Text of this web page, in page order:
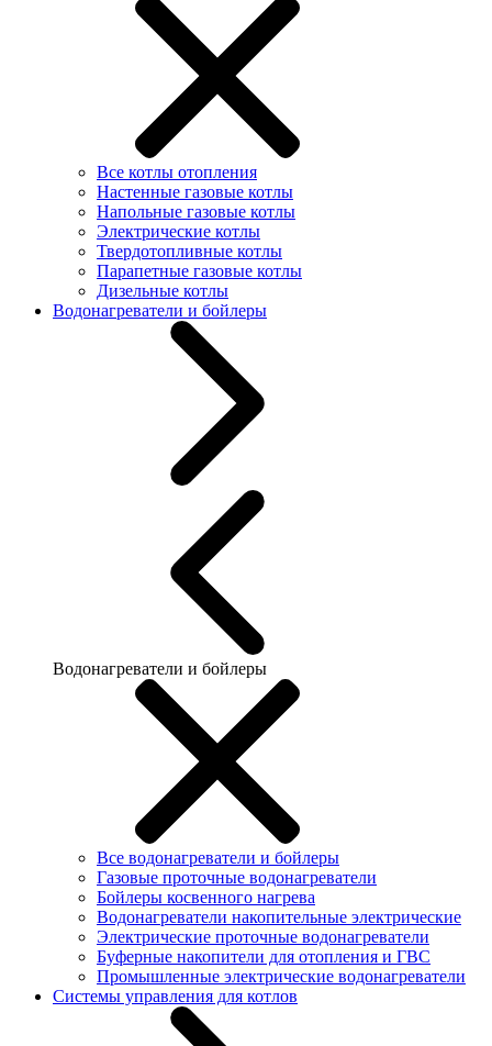
Все котлы отопления
Настенные газовые котлы
Напольные газовые котлы
Электрические котлы
Твердотопливные котлы
Парапетные газовые котлы
Дизельные котлы
Водонагреватели и бойлеры
Водонагреватели и бойлеры
Все водонагреватели и бойлеры
Газовые проточные водонагреватели
Бойлеры косвенного нагрева
Водонагреватели накопительные электрические
Электрические проточные водонагреватели
Буферные накопители для отопления и ГВС
Промышленные электрические водонагреватели
Системы управления для котлов